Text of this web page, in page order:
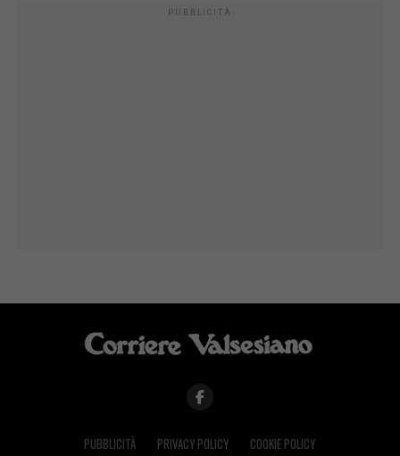
PUBBLICITÀ
PUBBLICITÀ PRIVACY POLICY COOKIE POLICY